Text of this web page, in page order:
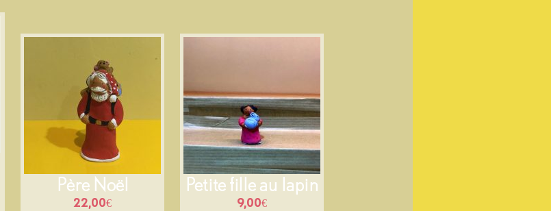
Père Noël
22,00€
Petite fille au lapin
9,00€